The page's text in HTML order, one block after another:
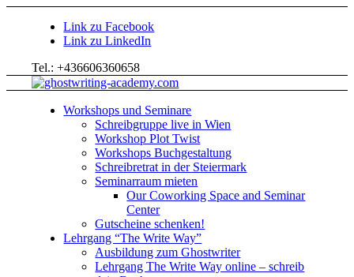
Link zu Facebook
Link zu LinkedIn
Tel.: +436606360658
Workshops und Seminare
Schreibgruppe live in Wien
Workshop Plot Twist
Workshops Buchgestaltung
Schreibretrat in der Steiermark
Seminarraum mieten
Our Coworking Space and Seminar
Center
Gutscheine schenken!
Lehrgang “The Write Way”
Ausbildung zum Ghostwriter
Lehrgang The Write Way online – schreib